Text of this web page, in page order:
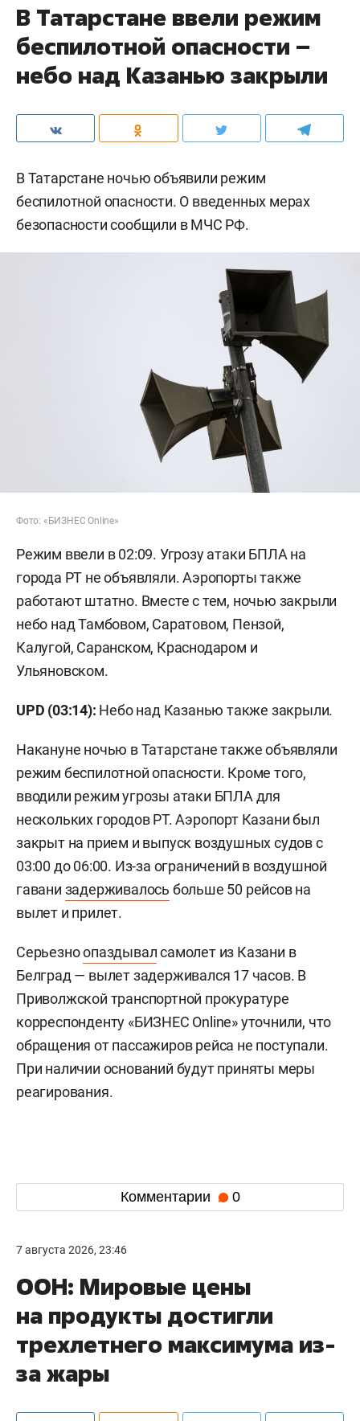
В Татарстане ввели режим
беспилотной опасности –
небо над Казанью закрыли
В Татарстане ночью объявили режим
беспилотной опасности. О введенных мерах
безопасности сообщили в МЧС РФ.
Фото: «БИЗНЕС Online»
Режим ввели в 02:09. Угрозу атаки БПЛА на
города РТ не объявляли. Аэропорты также
работают штатно. Вместе с тем, ночью закрыли
небо над Тамбовом, Саратовом, Пензой,
Калугой, Саранском, Краснодаром и
Ульяновском.
UPD (03:14): Небо над Казанью также закрыли.
Накануне ночью в Татарстане также объявляли
режим беспилотной опасности. Кроме того,
вводили режим угрозы атаки БПЛА для
нескольких городов РТ. Аэропорт Казани был
закрыт на прием и выпуск воздушных судов с
03:00 до 06:00. Из-за ограничений в воздушной
гавани задерживалось больше 50 рейсов на
вылет и прилет.
Серьезноопаздывалсамолет из Казани в
Белград — вылет задерживался 17 часов. В
Приволжской транспортной прокуратуре
корреспонденту «БИЗНЕС Online» уточнили, что
обращения от пассажиров рейса не поступали.
При наличии оснований будут приняты меры
реагирования.
Комментарии 0
7 августа 2026, 23:46
ООН: Мировые цены
на продукты достигли
трехлетнего максимума из-
за жары